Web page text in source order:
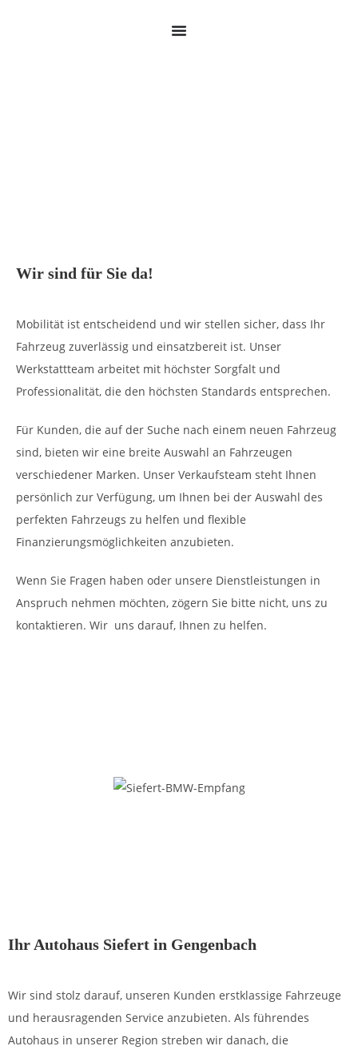
Wir sind für Sie da!
Mobilität ist entscheidend und wir stellen sicher, dass Ihr
Fahrzeug zuverlässig und einsatzbereit ist. Unser
Werkstattteam arbeitet mit höchster Sorgfalt und
Professionalität, die den höchsten Standards entsprechen.
Für Kunden, die auf der Suche nach einem neuen Fahrzeug
sind, bieten wir eine breite Auswahl an Fahrzeugen
verschiedener Marken. Unser Verkaufsteam steht Ihnen
persönlich zur Verfügung, um Ihnen bei der Auswahl des
perfekten Fahrzeugs zu helfen und flexible
Finanzierungsmöglichkeiten anzubieten.
Wenn Sie Fragen haben oder unsere Dienstleistungen in
Anspruch nehmen möchten, zögern Sie bitte nicht, uns zu
kontaktieren. Wir uns darauf, Ihnen zu helfen.
Ihr Autohaus Siefert in Gengenbach
Wir sind stolz darauf, unseren Kunden erstklassige Fahrzeuge
und herausragenden Service anzubieten. Als führendes
Autohaus in unserer Region streben wir danach, die